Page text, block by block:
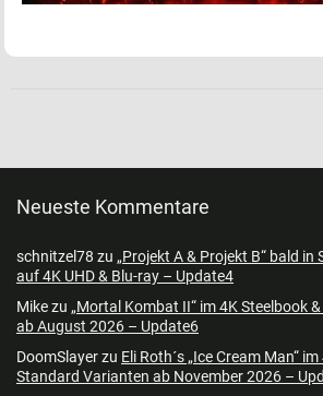
Neueste Kommentare
schnitzel78 zu „Projekt A & Projekt B“ bald
auf 4K UHD & Blu-ray – Update4
Mikezu „Mortal Kombat II“ im 4K Steelbook
ab August 2026 – Update6
DoomSlayerzu Eli Roth´s „Ice Cream Man“
Standard Varianten ab November 2026 –